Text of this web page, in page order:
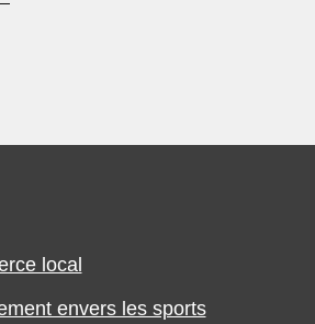
local
envers les sports